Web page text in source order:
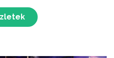
fel az immár 50